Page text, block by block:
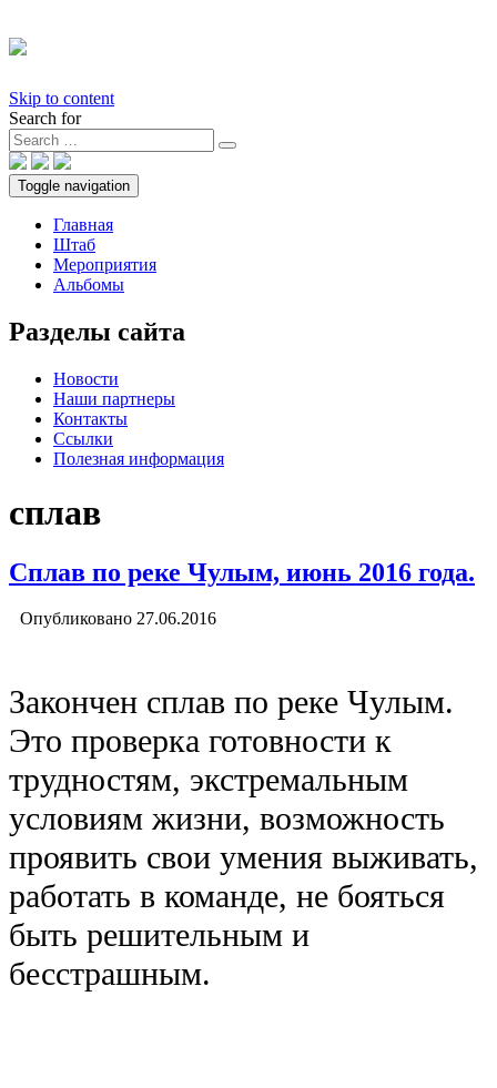
Skip to content
Search for
Toggle navigation
Главная
Штаб
Мероприятия
Альбомы
Разделы сайта
Новости
Наши партнеры
Контакты
Ссылки
Полезная информация
сплав
Сплав по реке Чулым, июнь 2016 года.
Опубликовано 27.06.2016
Закончен сплав по реке Чулым.
Это проверка готовности к
трудностям, экстремальным
условиям жизни, возможность
проявить свои умения выживать,
работать в команде, не бояться
быть решительным и
бесстрашным.